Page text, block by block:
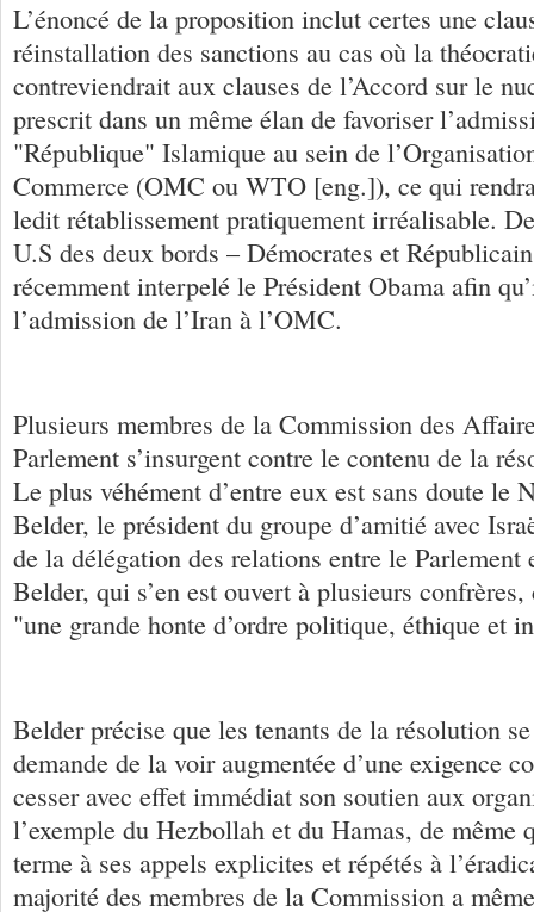
L’énoncé de la proposition inclut certes une
réinstallation des sanctions au cas où la
contreviendrait aux clauses de l’Accord sur le
prescrit dans un même élan de favoriser
"République" Islamique au sein de
Commerce (OMC ou WTO [eng.]), ce qui
ledit rétablissement pratiquement irréalisable.
U.S des deux bords – Démocrates et
récemment interpelé le Président Obama afin
l’admission de l’Iran à l’OMC.
Plusieurs membres de la Commission des
Parlement s’insurgent contre le contenu de la
Le plus véhément d’entre eux est sans doute le
Belder, le président du groupe d’amitié avec
de la délégation des relations entre le Parlement
Belder, qui s’en est ouvert à plusieurs
"une grande honte d’ordre politique, éthique et
Belder précise que les tenants de la résolution
demande de la voir augmentée d’une exigence
cesser avec effet immédiat son soutien aux
l’exemple du Hezbollah et du Hamas, de même
terme à ses appels explicites et répétés à
majorité des membres de la Commission a